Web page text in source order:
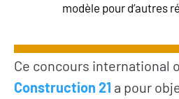
modèle pour d’autres
Ce concours international
Construction 21 a pour